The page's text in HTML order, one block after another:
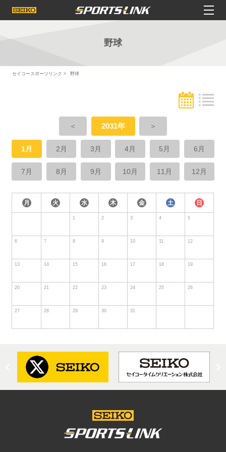
野球
セイコースポーツリンク 野球
＜ 2031年 ＞
1月 2月 3月 4月 5月 6月
7月 8月 9月 10月 11月 12月
月 火 水 木 金 土 日
1 2 3 4 5
6 7 8 9 10 11 12
13 14 15 16 17 18 19
20 21 22 23 24 25 26
27 28 29 30 31